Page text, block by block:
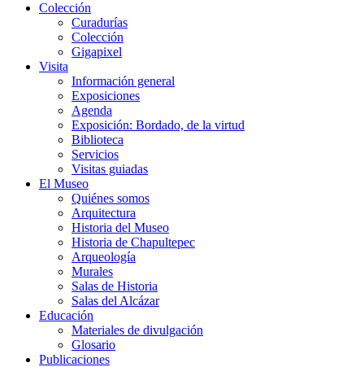
Colección
Curadurías
Colección
Gigapixel
Visita
Información general
Exposiciones
Agenda
Exposición: Bordado, de la virtud
Biblioteca
Servicios
Visitas guiadas
El Museo
Quiénes somos
Arquitectura
Historia del Museo
Historia de Chapultepec
Arqueología
Murales
Salas de Historia
Salas del Alcázar
Educación
Materiales de divulgación
Glosario
Publicaciones